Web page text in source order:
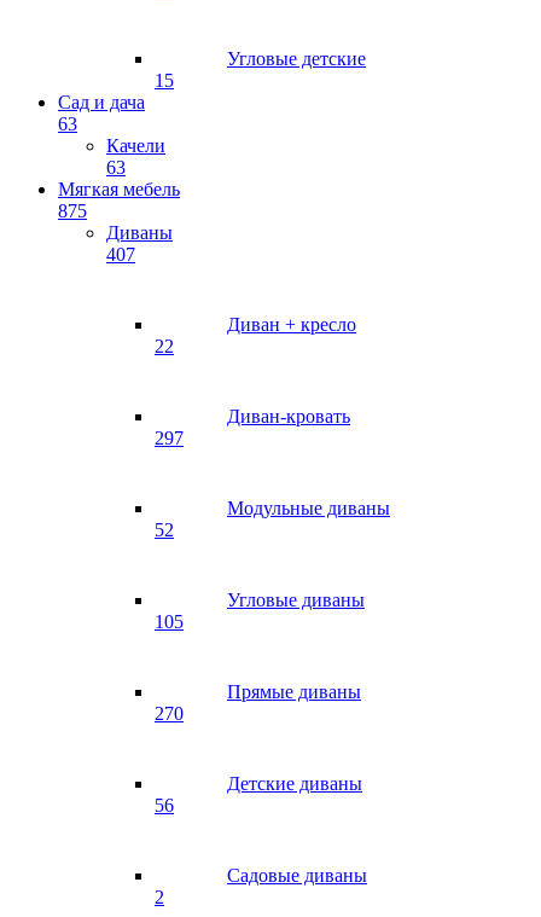
Угловые детские
15
Сад и дача
63
Качели
63
Мягкая мебель
875
Диваны
407
Диван + кресло
22
Диван-кровать
297
Модульные диваны
52
Угловые диваны
105
Прямые диваны
270
Детские диваны
56
Садовые диваны
2